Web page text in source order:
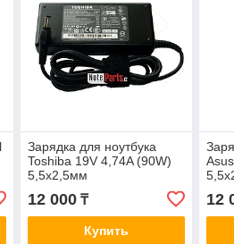
Зарядка для ноутбука
Toshiba 19V 4,74A (90W)
5,5x2,5мм
12 000₸
Купить
12